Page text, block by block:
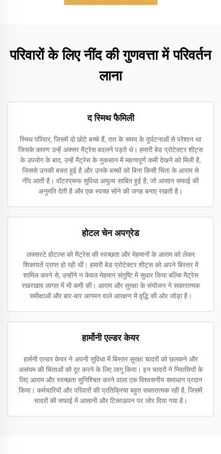
परिवारों के लिए नींद की गुणवत्ता में परिवर्तन
लाना
द स्मिथ फैमिली
स्मिथ परिवार, जिसमें दो छोटे बच्चे हैं, रात के समय के दुर्घटनाओं से परेशान था
जिसके कारण उन्हें अक्सर मैट्रेस बदलने पड़ते थे। हमारी बेड प्रोटेक्टर शीट्स
के उपयोग के बाद, उन्हें मैट्रेस के नुकसान में महत्वपूर्ण कमी देखने को मिली है,
जिससे उनकी बचत हुई है और उनके बच्चों को बिना किसी चिंता के आराम से
नींद आती है। वॉटरप्रूफ सुविधा अमूल्य साबित हुई है, जो आसान सफाई की
अनुमति देती है और एक स्वच्छ सोने की जगह बनाए रखती है।
होटल चेन अपग्रेड
लक्सस्टे होटल्स को मैट्रेस की स्वच्छता और मेहमानों के आराम को लेकर
शिकायतें प्राप्त हो रही थीं। हमारी बेड प्रोटेक्टर शीट्स को अपने बिस्तर में
शामिल करने से, उन्होंने न केवल मेहमान संतुष्टि में सुधार किया बल्कि मैट्रेस
रखरखाव लागत में भी कमी की। आराम और सुरक्षा के संयोजन ने सकारात्मक
समीक्षाओं और बार-बार आगमन वाले आरक्षण में वृद्धि की ओर जोड़ा है।
हार्मोनी एल्डर केयर
हार्मनी एल्डर केयर ने अपनी सुविधा में बिस्तर सुरक्षा चादरों को छलकने और
असंयम की चिंताओं को दूर करने के लिए लागू किया। इन चादरों ने निवासियों के
लिए आराम और स्वच्छता सुनिश्चित करने वाला एक विश्वसनीय समाधान प्रदान
किया। कर्मचारियों और परिवारों की प्रतिक्रिया बहुत सकारात्मक रही है, जिसमें
चादरों की सफाई में आसानी और टिकाऊपन पर जोर दिया गया है।